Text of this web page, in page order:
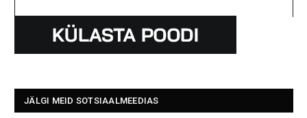
JÄLGI MEID SOTSIAALMEEDIAS